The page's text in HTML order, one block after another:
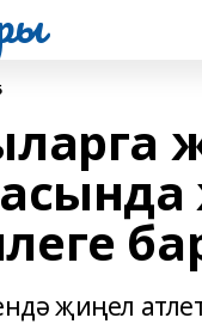
җиңел